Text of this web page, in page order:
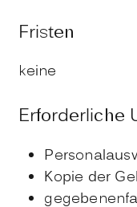
Fristen
keine
Erforderliche
Kopie der